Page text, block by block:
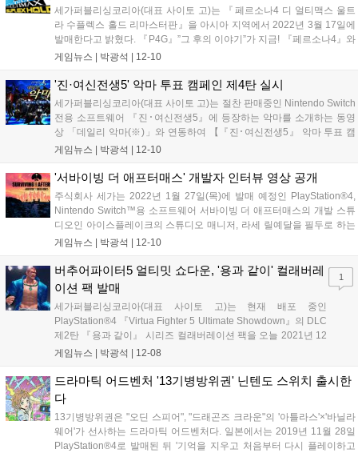
세가퍼블리싱코리아(대표 사이토 고)는 『페르소나4 디 얼티맥스 울트
라 수플렉스 홀드 리마스터판』을 아시아 지역에서 2022년 3월 17일에
발매한다고 밝혔다. 『P4G』”그 후의 이야기”가 지금! 『페르소나4』와
『페르소나3』의 캐릭터가 집결하여 뜨거운 배틀을 펼치는 2D 대전 격
P4U2)』...
게임뉴스 | 박광석 12-10
'진·여신전생5' 악마 투표 캠페인 제4탄 실시
세가퍼블리싱코리아(대표 사이토 고)는 절찬 판매중인 Nintendo Switch
전용 소프트웨어 『진･여신전생5』에 등장하는 악마를 소개하는 동영
상 「데일리 악마(※)」와 연동하여 【『진･여신전생5』 악마 투표 캠
페인 제4탄(최종회)】을 실시 중이다. 이번 악마 투표 캠페인 제4탄은 세
게임뉴스 | 박광석 12-10
'서바이빙 더 애프터매스' 개발자 인터뷰 영상 공개
주식회사 세가는 2022년 1월 27일(목)에 발매 예정인 PlayStation®4,
Nintendo Switch™용 소프트웨어 서바이빙 더 애프터매스의 개발 스튜
디오인 아이스플레이크의 스튜디오 매니저, 라세 릴예달을 필두로 하는
제작자 인터뷰와 제작 중인 게임 영상을 확인할 수 있는 영상을 공개했
게임뉴스 | 박광석 12-10
버추어파이터5 얼티밋 쇼다운, '용과 같이' 컬래버레
이션 팩 발매
세가퍼블리싱코리아(대표 사이토 고)는 현재 배포 중인
PlayStation®4 『Virtua Fighter 5 Ultimate Showdown』의 DLC
제2탄 『용과 같이』 시리즈 컬래버레이션 팩을 오늘 2021년 12
월 8일(수) PlayStation™Store에서 발매한다고 밝혔다. 용과 같
는...
게임뉴스 | 박광석 12-08
1
드라마틱 어드벤처 '13기병방위권' 닌텐도 스위치 출시한
다
13기병방위권은 "오딘 스피어", "드래곤즈 크라운"의 '아틀라스'×'바닐라
웨어'가 선사하는 드라마틱 어드벤처다. 일본에서는 2019년 11월 28일
PlayStation®4로 발매된 뒤 '기억을 지우고 처음부터 다시 플레이하고